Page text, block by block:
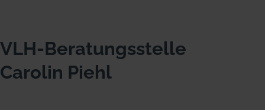
VLH-Beratungsstelle
Carolin Piehl